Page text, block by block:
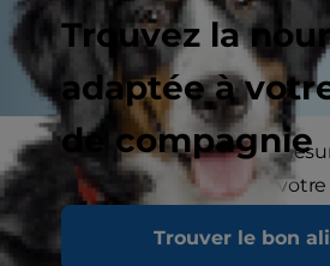
Trouvez la
adaptée à
de compagnie
Trouver le bon
L’indice corporel est une
permet de déterminer si
poids idéal, en dessous de son
surpoids. L’un des moyens